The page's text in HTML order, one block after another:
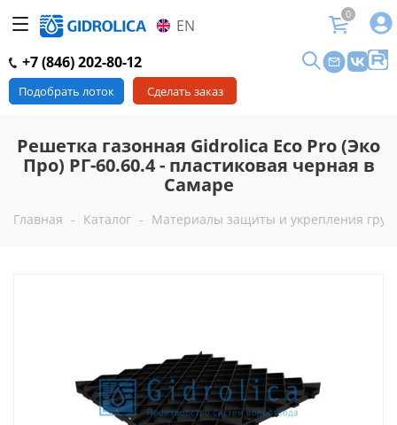
EN
0
+7 (846) 202-80-12
Подобрать лоток Сделать заказ
Решетка газонная Gidrolica Eco Pro (Эко
Про) РГ-60.60.4 - пластиковая черная в
Самаре
Главная - Каталог - Материалы защиты и укрепления